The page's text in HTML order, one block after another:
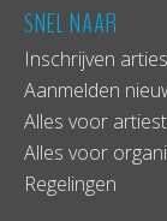
SNEL NAAR
Inschrijven
Aanmelden
Alles voor
Alles voor
Regelingen